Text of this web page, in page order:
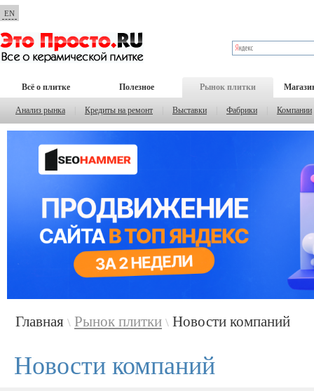
EN
Всё о плитке Полезное Рынок плитки
Анализ рынка Кредиты на ремонт Выставки Фабрики Компании
Главная \ Рынок плитки \ Новости компаний
Новости компаний